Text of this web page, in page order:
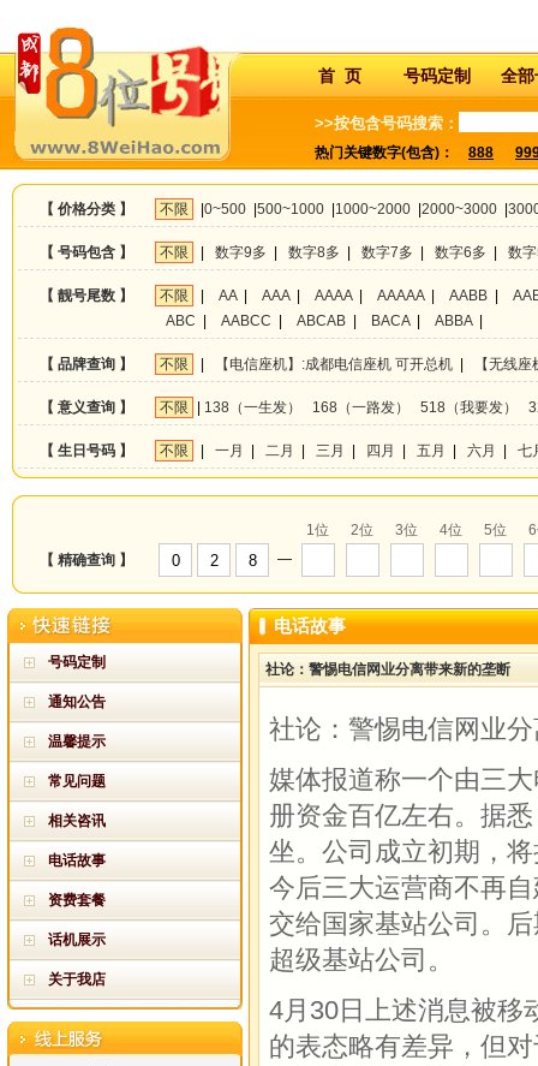
首 页 号码定制 全部
>>按包含号码搜索：
热门关键数字(包含)： 888
【 价格分类 】 不限 0~500 500~1000 1000~2000 2000~3000
【 号码包含 】 不限 数字9多 数字8多 数字7多 数字6多 数
【 靓号尾数 】 不限 AA| AAA| AAAA| AAAAA| AABB
ABC
AABCC ABCAB BACA| ABBA|
【 品牌查询 】 不限 【电信座机】:成都电信座机 可开总机 【无线
【 意义查询 】 不限 138（一生发） 168（一路发） 518（我要发）
【 生日号码 】 不限 一月 二月 三月 四月 五月 六月 七
【 精确查询 】 —
1位 2位 3位 4位 5位
号码定制
通知公告
温馨提示
常见问题
相关咨讯
电话故事
资费套餐
话机展示
关于我店
电话故事
社论：警惕电信网业分离带来新的垄断
社论：警惕电信网业
媒体报道称一个由三
册资金百亿左右。据
坐。公司成立初期，
今后三大运营商不再
交给国家基站公司。
超级基站公司。
4月30日上述消息被移
的表态略有差异，但